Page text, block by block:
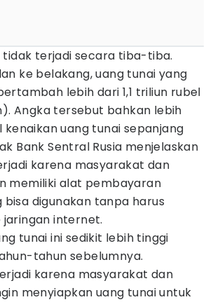
tidak terjadi secara tiba-tiba.
ke belakang, uang tunai yang
lebih dari 1,1 triliun rubel
Angka tersebut bahkan lebih
uang tunai sepanjang
Bank Sentral Rusia menjelaskan
karena masyarakat dan
memiliki alat pembayaran
digunakan tanpa harus
internet.
tunai ini sedikit lebih tinggi
tahun sebelumnya.
karena masyarakat dan
menyiapkan uang tunai untuk